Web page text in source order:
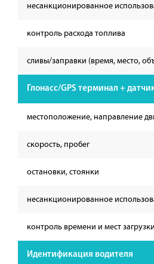
несанкционированное
контроль расхода топлива
сливы/заправки (время, место,
Глонасс/GPS терминал +
местоположение, направление
скорость, пробег
остановки, стоянки
несанкционированное
контроль времени и мест
Идентификация водителя